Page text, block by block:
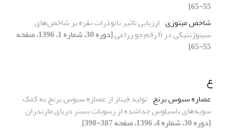
55-65]
شاخص میتوزی ارزیابی تاثیر نانوذرات نقره بر شاخص‌های
سیتوژنتیکی در 6 رقم جو زراعی
[دوره 30، شماره 1، 1396، صفحه
55-65]
ع
عصاره سبوس برنج تولید فیتاز از عصاره سبوس برنج به کمک
سویه‌های باسیلوس جداشده از رسوبات بستر دریای مازندران
[دوره 30، شماره 4، 1396، صفحه 387-398]